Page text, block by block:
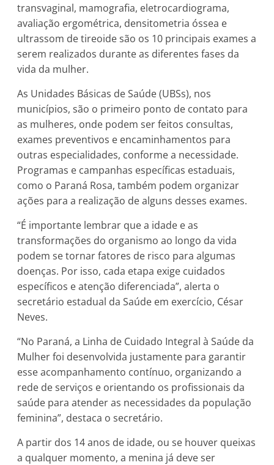
transvaginal, mamografia, eletrocardiograma,
avaliação ergométrica, densitometria óssea e
ultrassom de tireoide são os 10 principais exames a
serem realizados durante as diferentes fases da
vida da mulher.
As Unidades Básicas de Saúde (UBSs), nos
municípios, são o primeiro ponto de contato para
as mulheres, onde podem ser feitos consultas,
exames preventivos e encaminhamentos para
outras especialidades, conforme a necessidade.
Programas e campanhas específicas estaduais,
como o Paraná Rosa, também podem organizar
ações para a realização de alguns desses exames.
“É importante lembrar que a idade e as
transformações do organismo ao longo da vida
podem se tornar fatores de risco para algumas
doenças. Por isso, cada etapa exige cuidados
específicos e atenção diferenciada”, alerta o
secretário estadual da Saúde em exercício, César
Neves.
“No Paraná, a Linha de Cuidado Integral à Saúde da
Mulher foi desenvolvida justamente para garantir
esse acompanhamento contínuo, organizando a
rede de serviços e orientando os profissionais da
saúde para atender as necessidades da população
feminina”, destaca o secretário.
A partir dos 14 anos de idade, ou se houver queixas
a qualquer momento, a menina já deve ser